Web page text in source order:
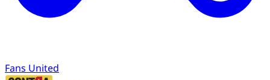
Fans United